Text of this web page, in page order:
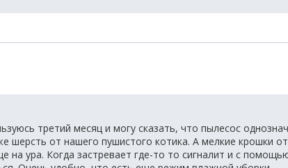
третий месяц и могу сказать, что пылесос
шерсть от нашего пушистого котика. А мелкие крошки
на ура. Когда застревает где-то то сигналит и с